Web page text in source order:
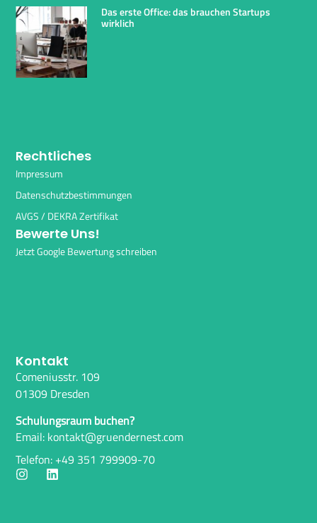
Das erste Office: das brauchen Startups
wirklich
Rechtliches
Impressum
Datenschutzbestimmungen
AVGS / DEKRA Zertifikat
Bewerte Uns!
Jetzt Google Bewertung schreiben
Kontakt
Comeniusstr. 109
01309 Dresden
Schulungsraum buchen?
Email: kontakt@gruendernest.com
Telefon: +49 351 799909-70